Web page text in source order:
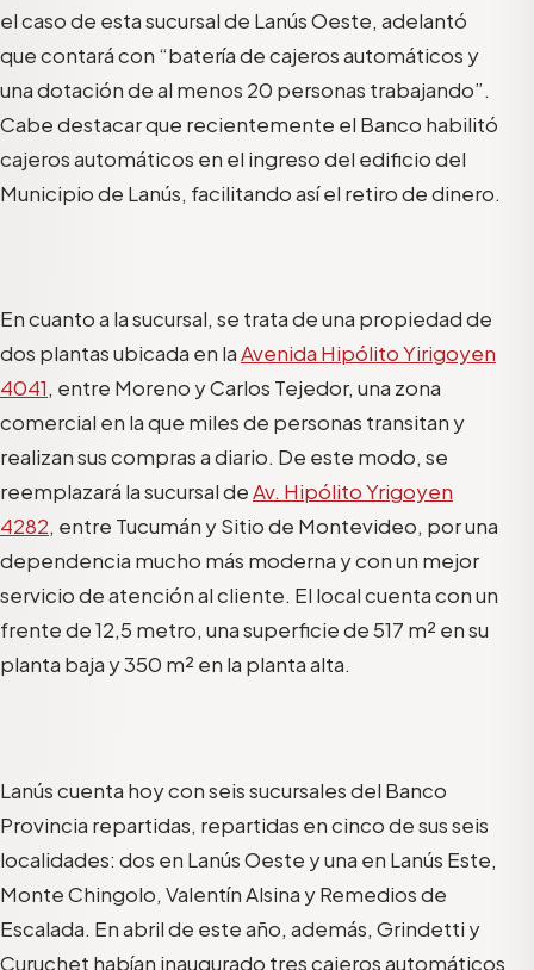
el caso de esta sucursal de Lanús Oeste, adelantó
que contará con “batería de cajeros automáticos y
una dotación de al menos 20 personas trabajando”.
Cabe destacar que recientemente el Banco habilitó
cajeros automáticos en el ingreso del edificio del
Municipio de Lanús, facilitando así el retiro de dinero.
En cuanto a la sucursal, se trata de una propiedad de
dos plantas ubicada en laAvenida Hipólito Yirigoyen
4041, entre Moreno y Carlos Tejedor, una zona
comercial en la que miles de personas transitan y
realizan sus compras a diario. De este modo, se
reemplazará la sucursal deAv. Hipólito Yrigoyen
4282, entre Tucumán y Sitio de Montevideo, por una
dependencia mucho más moderna y con un mejor
servicio de atención al cliente. El local cuenta con un
frente de 12,5 metro, una superficie de 517 m² en su
planta baja y 350 m² en la planta alta.
Lanús cuenta hoy con seis sucursales del Banco
Provincia repartidas, repartidas en cinco de sus seis
localidades: dos en Lanús Oeste y una en Lanús Este,
Monte Chingolo, Valentín Alsina y Remedios de
Escalada. En abril de este año, además, Grindetti y
Curuchet habían inaugurado tres cajeros automáticos